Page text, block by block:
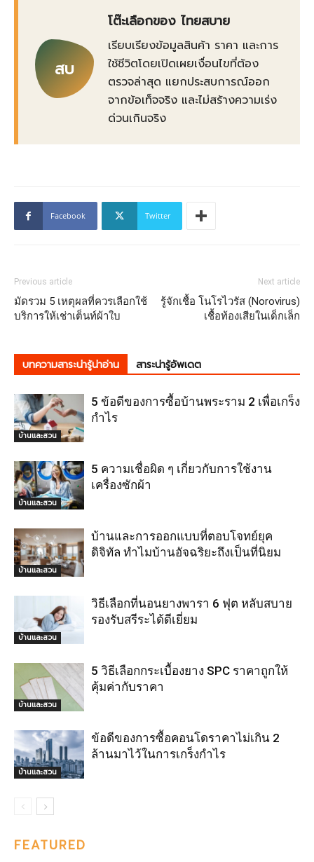
สบ
โต๊ะเลือกของ ไทยสบาย
เรียบเรียงข้อมูลสินค้า ราคา และการ
ใช้ชีวิตโดยเปิดเผยเงื่อนไขที่ต้อง
ตรวจล่าสุด แยกประสบการณ์ออก
จากข้อเท็จจริง และไม่สร้างความเร่ง
ด่วนเกินจริง
Facebook Twitter
Previous article
มัดรวม 5 เหตุผลที่ควรเลือกใช้
บริการให้เช่าเต็นท์ผ้าใบ
Next article
รู้จักเชื้อ โนโรไวรัส (Norovirus)
เชื้อท้องเสียในเด็กเล็ก
บทความสาระน่ารู้น่าอ่าน สาระน่ารู้อัพเดต
บ้านและสวน
5 ข้อดีของการซื้อบ้านพระราม 2 เพื่อเกร็ง
กำไร
บ้านและสวน
5 ความเชื่อผิด ๆ เกี่ยวกับการใช้งาน
เครื่องซักผ้า
บ้านและสวน
บ้านและการออกแบบที่ตอบโจทย์ยุค
ดิจิทัล ทำไมบ้านอัจฉริยะถึงเป็นที่นิยม
บ้านและสวน
วิธีเลือกที่นอนยางพารา 6 ฟุต หลับสบาย
รองรับสรีระได้ดีเยี่ยม
บ้านและสวน
5 วิธีเลือกกระเบื้องยาง SPC ราคาถูกให้
คุ้มค่ากับราคา
บ้านและสวน
ข้อดีของการซื้อคอนโดราคาไม่เกิน 2
ล้านมาไว้ในการเกร็งกำไร
FEATURED